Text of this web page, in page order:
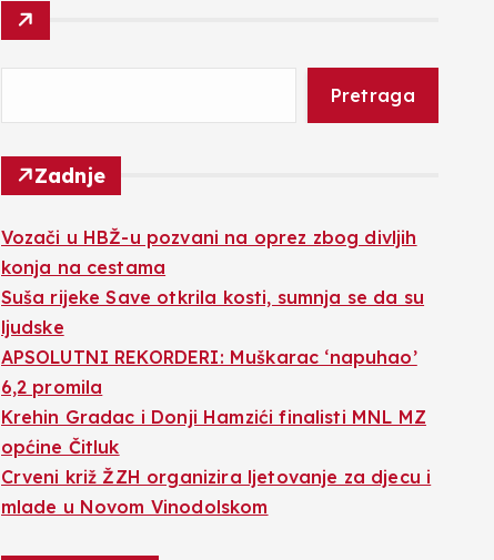
Pretraga
Zadnje
Vozači u HBŽ-u pozvani na oprez zbog divljih
konja na cestama
Suša rijeke Save otkrila kosti, sumnja se da su
ljudske
APSOLUTNI REKORDERI: Muškarac ‘napuhao’
6,2 promila
Krehin Gradac i Donji Hamzići finalisti MNL MZ
općine Čitluk
Crveni križ ŽZH organizira ljetovanje za djecu i
mlade u Novom Vinodolskom